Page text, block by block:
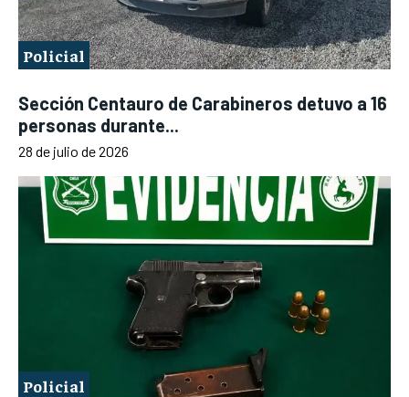
Policial
Sección Centauro de Carabineros detuvo a 16
personas durante...
28 de julio de 2026
Policial